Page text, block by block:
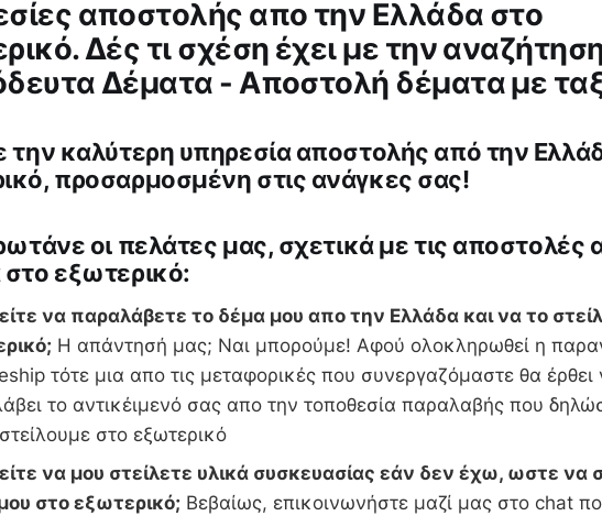
αποστολής απο την Ελλάδα στο
Δές τι σχέση έχει με την
Δέματα - Αποστολή δέματα με
την καλύτερη υπηρεσία αποστολής από την
προσαρμοσμένη στις ανάγκες σας!
οι πελάτες μας, σχετικά με τις αποστολές
εξωτερικό:
να παραλάβετε το δέμα μου απο την Ελλάδα και να το
Η απάντησή μας; Ναι μπορούμε! Αφού ολοκληρωθεί η
τότε μια απο τις μεταφορικές που συνεργαζόμαστε θα έρθει
το αντικέιμενό σας απο την τοποθεσία παραλαβής που
στο εξωτερικό
να μου στείλετε υλικά συσκευασίας εάν δεν έχω, ωστε να
στο εξωτερικό; Βεβαίως, επικοινωνήστε μαζί μας στο chat